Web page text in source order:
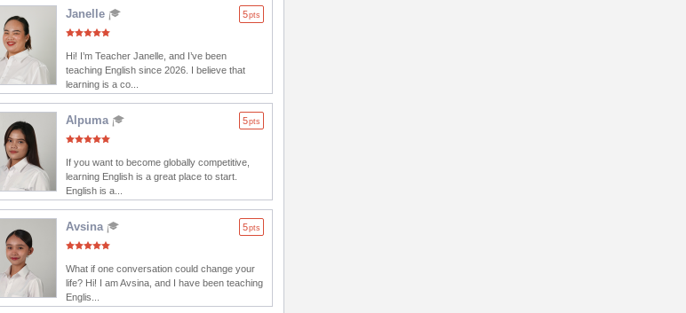
Janelle 5pts
Hi! I’m Teacher Janelle, and I’ve been
teaching English since 2026. I believe that
learning is a co...
Alpuma 5pts
If you want to become globally competitive,
learning English is a great place to start.
English is a...
Avsina 5pts
What if one conversation could change your
life? Hi! I am Avsina, and I have been teaching
Englis...